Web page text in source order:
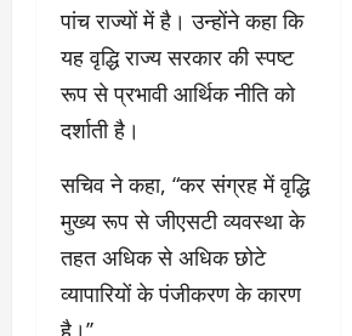
पांच राज्यों में है। उन्होंने कहा कि
यह वृद्धि राज्य सरकार की स्पष्ट
रूप से प्रभावी आर्थिक नीति को
दर्शाती है।
सचिव ने कहा, “कर संग्रह में वृद्धि
मुख्य रूप से जीएसटी व्यवस्था के
तहत अधिक से अधिक छोटे
व्यापारियों के पंजीकरण के कारण
है।’’